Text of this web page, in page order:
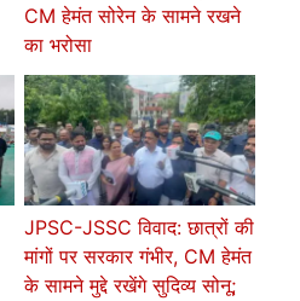
CM हेमंत सोरेन के सामने रखने
का भरोसा
JPSC-JSSC विवाद: छात्रों की
मांगों पर सरकार गंभीर, CM हेमंत
के सामने मुद्दे रखेंगे सुदिव्य सोनू;